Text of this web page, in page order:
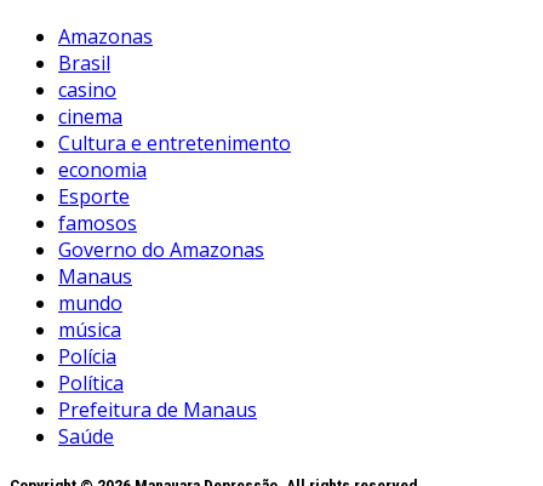
Amazonas
Brasil
casino
cinema
Cultura e entretenimento
economia
Esporte
famosos
Governo do Amazonas
Manaus
mundo
música
Polícia
Política
Prefeitura de Manaus
Saúde